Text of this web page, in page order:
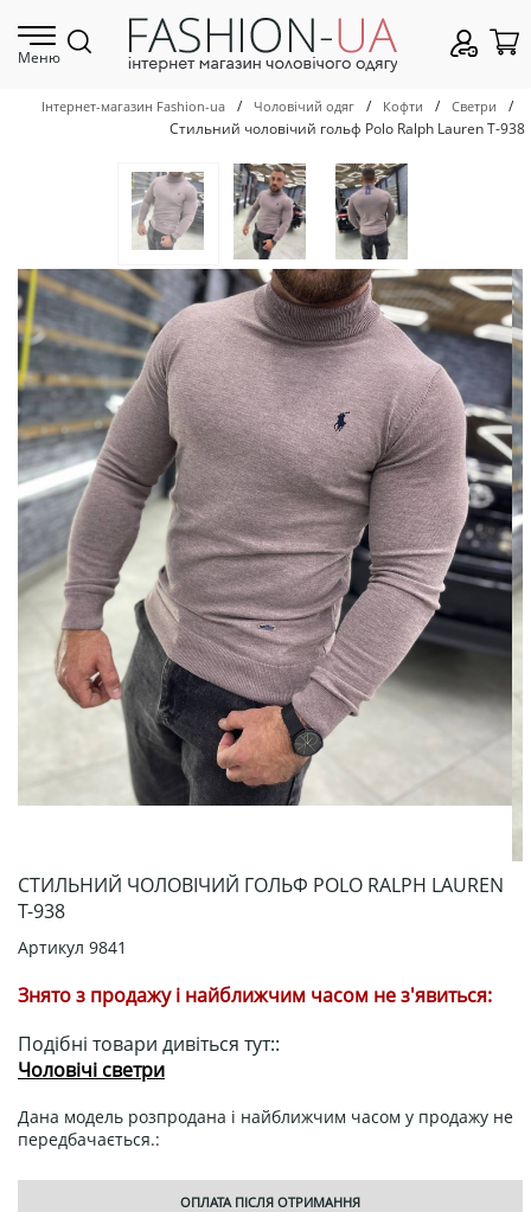
Меню
Інтернет-магазин Fashion-ua / Чоловічий одяг / Кофти / Светри
/
Стильний чоловічий гольф Polo Ralph Lauren Т-938
СТИЛЬНИЙ ЧОЛОВІЧИЙ ГОЛЬФ POLO RALPH LAUREN
Т-938
Артикул 9841
Знято з продажу і найближчим часом не з'явиться:
Подібні товари дивіться тут::
Чоловічі светри
Дана модель розпродана і найближчим часом у продажу не
передбачається.:
ОПЛАТА ПІСЛЯ ОТРИМАННЯ